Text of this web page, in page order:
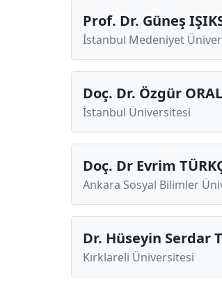
Prof. Dr. Güneş
İstanbul Medeniyet
Doç. Dr. Özgür ORAL
İstanbul Üniversitesi
Doç. Dr Evrim
Ankara Sosyal Bilimler
Dr. Hüseyin Serdar
Kırklareli Üniversitesi